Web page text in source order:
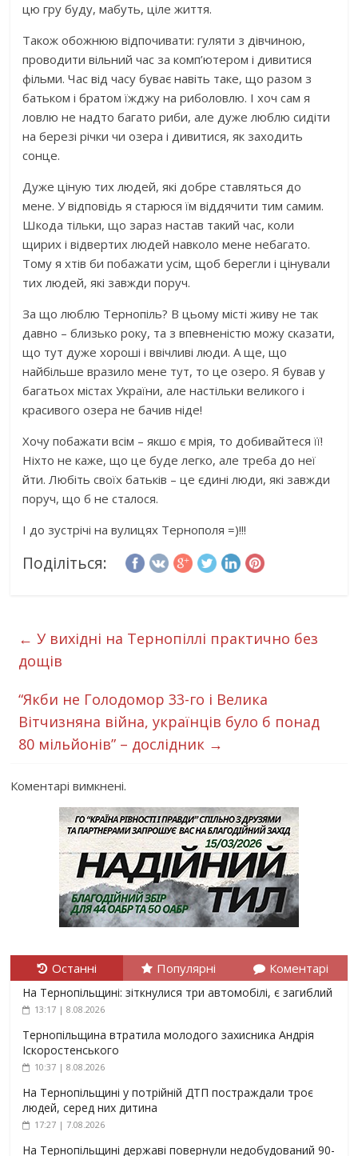
цю гру буду, мабуть, ціле життя.
Також обожнюю відпочивати: гуляти з дівчиною,
проводити вільний час за комп’ютером і дивитися
фільми. Час від часу буває навіть таке, що разом з
батьком і братом їжджу на риболовлю. І хоч сам я
ловлю не надто багато риби, але дуже люблю сидіти
на березі річки чи озера і дивитися, як заходить
сонце.
Дуже ціную тих людей, які добре ставляться до
мене. У відповідь я старюся їм віддячити тим самим.
Шкода тільки, що зараз настав такий час, коли
щирих і відвертих людей навколо мене небагато.
Тому я хтів би побажати усім, щоб берегли і цінували
тих людей, які завжди поруч.
За що люблю Тернопіль? В цьому місті живу не так
давно – близько року, та з впевненістю можу сказати,
що тут дуже хороші і ввічливі люди. А ще, що
найбільше вразило мене тут, то це озеро. Я бував у
багатьох містах України, але настільки великого і
красивого озера не бачив ніде!
Хочу побажати всім – якшо є мрія, то добивайтеся її!
Ніхто не каже, що це буде легко, але треба до неї
йти. Любіть своїх батьків – це єдині люди, які завжди
поруч, що б не сталося.
І до зустрічі на вулицях Тернополя =)!!!
Поділіться:
← У вихідні на Тернопіллі практично без
дощів
“Якби не Голодомор 33-го і Велика
Вітчизняна війна, українців було б понад
80 мільйонів” – дослідник →
Коментарі вимкнені.
Останні Популярні Коментарі
На Тернопільщині: зіткнулися три автомобілі, є загиблий
13:17 | 8.08.2026
Тернопільщина втратила молодого захисника Андрія
Іскоростенського
10:37 | 8.08.2026
На Тернопільщині у потрійній ДТП постраждали троє
людей, серед них дитина
17:27 | 7.08.2026
На Тернопільщині державі повернули недобудований 90-